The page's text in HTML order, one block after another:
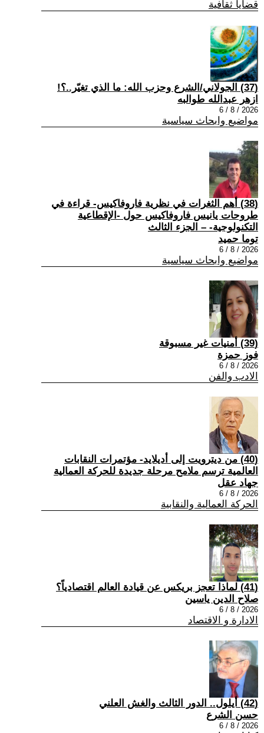
قضايا ثقافية
(37) الجولاني/الشرع وحزب الله: ما الذي تغيّر..؟!
ازهر عبدالله طوالبه
2026 / 8 / 6
مواضيع وابحاث سياسية
(38) أهم الثغرات في نظرية فاروفاكيس- قراءة في
طروحات يانيس فاروفاكيس حول -الإقطاعية
التكنولوجية- – الجزء الثالث
توما حميد
2026 / 8 / 6
مواضيع وابحاث سياسية
(39) أمنيات غير مسبوقة
فوز حمزة
2026 / 8 / 6
الادب والفن
(40) من ديترويت إلى أديلايد- مؤتمرات النقابات
العالمية ترسم ملامح مرحلة جديدة للحركة العمالية
جهاد عقل
2026 / 8 / 6
الحركة العمالية والنقابية
(41) لماذا تعجز بريكس عن قيادة العالم اقتصادياً؟
صلاح الدين ياسين
2026 / 8 / 6
الادارة و الاقتصاد
(42) أيلول.. الدور الثالث والغش العلني
حسن الشرع
2026 / 8 / 6